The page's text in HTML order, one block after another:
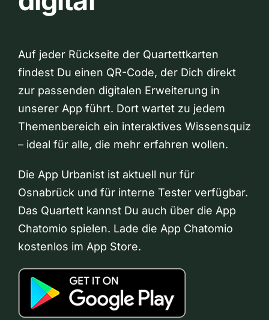
Auf jeder Rückseite der Quartettkarten
findest Du einen QR-Code, der Dich direkt
zur passenden digitalen Erweiterung in
unserer App führt. Dort wartet zu jedem
Themenbereich ein interaktives Wissensquiz
– ideal für alle, die mehr erfahren wollen.
Die App Urbanist ist aktuell nur für
Osnabrück und für interne Tester verfügbar.
Das Quartett kannst Du auch über die App
Chatomio spielen. Lade die App Chatomio
kostenlos im App Store.